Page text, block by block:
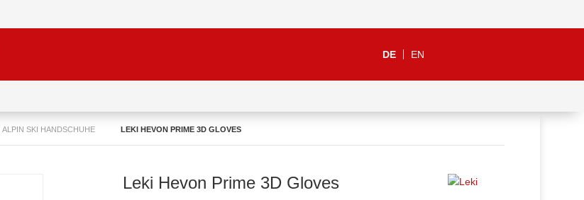
DE EN
ALPIN SKI HANDSCHUHE LEKI HEVON PRIME 3D GLOVES
Leki Hevon Prime 3D Gloves